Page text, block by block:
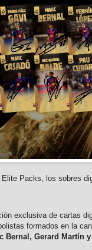
Packs, los sobres
exclusiva de cartas
formados en la
Bernal, Gerard Martín